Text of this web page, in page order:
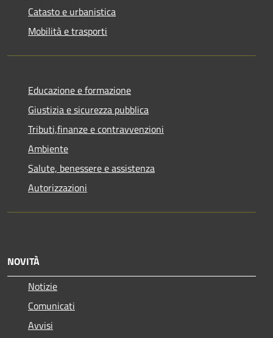
Catasto e urbanistica
Mobilità e trasporti
Educazione e formazione
Giustizia e sicurezza pubblica
Tributi,finanze e contravvenzioni
Ambiente
Salute, benessere e assistenza
Autorizzazioni
NOVITÀ
Notizie
Comunicati
Avvisi